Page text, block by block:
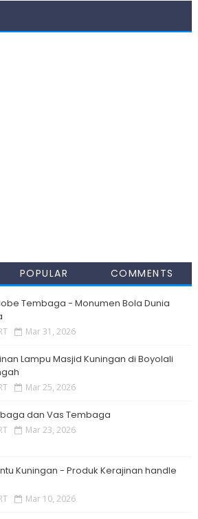
POPULAR COMMENTS
Tembaga - Monumen Bola Dunia
Mar 31, 2026
Lampu Masjid Kuningan di Boyolali
Mar 25, 2026
dan Vas Tembaga
Mar 23, 2026
Kuningan - Produk Kerajinan handle
Mar 10, 2026